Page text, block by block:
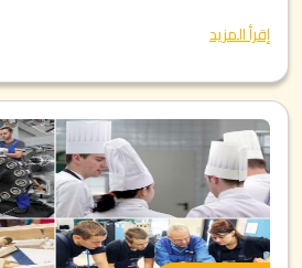
إقرأ المزيد